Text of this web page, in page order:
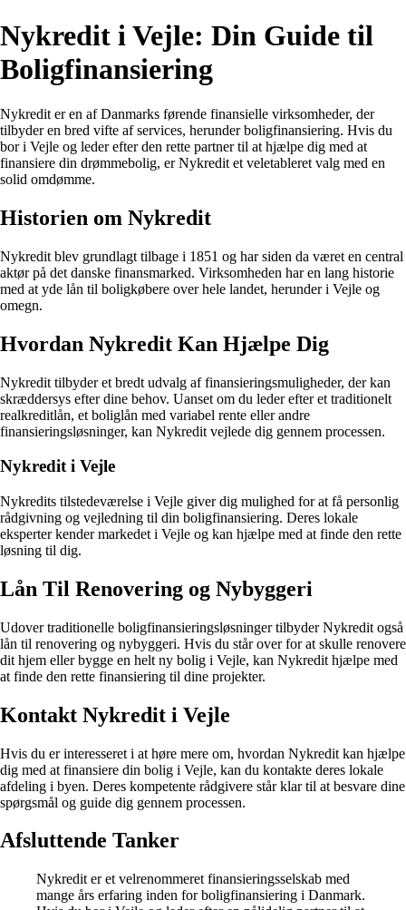
Nykredit i Vejle: Din Guide til
Boligfinansiering
Nykredit er en af Danmarks førende finansielle virksomheder, der
tilbyder en bred vifte af services, herunder boligfinansiering. Hvis du
bor i Vejle og leder efter den rette partner til at hjælpe dig med at
finansiere din drømmebolig, er Nykredit et veletableret valg med en
solid omdømme.
Historien om Nykredit
Nykredit blev grundlagt tilbage i 1851 og har siden da været en central
aktør på det danske finansmarked. Virksomheden har en lang historie
med at yde lån til boligkøbere over hele landet, herunder i Vejle og
omegn.
Hvordan Nykredit Kan Hjælpe Dig
Nykredit tilbyder et bredt udvalg af finansieringsmuligheder, der kan
skræddersys efter dine behov. Uanset om du leder efter et traditionelt
realkreditlån, et boliglån med variabel rente eller andre
finansieringsløsninger, kan Nykredit vejlede dig gennem processen.
Nykredit i Vejle
Nykredits tilstedeværelse i Vejle giver dig mulighed for at få personlig
rådgivning og vejledning til din boligfinansiering. Deres lokale
eksperter kender markedet i Vejle og kan hjælpe med at finde den rette
løsning til dig.
Lån Til Renovering og Nybyggeri
Udover traditionelle boligfinansieringsløsninger tilbyder Nykredit også
lån til renovering og nybyggeri. Hvis du står over for at skulle renovere
dit hjem eller bygge en helt ny bolig i Vejle, kan Nykredit hjælpe med
at finde den rette finansiering til dine projekter.
Kontakt Nykredit i Vejle
Hvis du er interesseret i at høre mere om, hvordan Nykredit kan hjælpe
dig med at finansiere din bolig i Vejle, kan du kontakte deres lokale
afdeling i byen. Deres kompetente rådgivere står klar til at besvare dine
spørgsmål og guide dig gennem processen.
Afsluttende Tanker
Nykredit er et velrenommeret finansieringsselskab med
mange års erfaring inden for boligfinansiering i Danmark.